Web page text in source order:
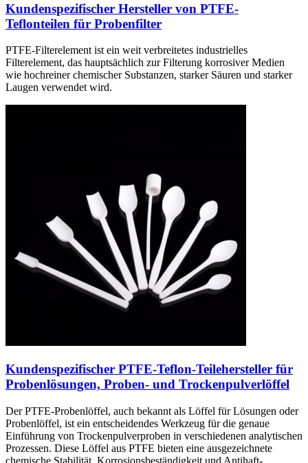
Kundenspezifischer Hersteller von PTFE-
Teflonteilen für Probenfilter
PTFE-Filterelement ist ein weit verbreitetes industrielles
Filterelement, das hauptsächlich zur Filterung korrosiver Medien
wie hochreiner chemischer Substanzen, starker Säuren und starker
Laugen verwendet wird.
Kundenspezifischer PTFE-Teflon-Teilehersteller für
Probenlösungen, Proben- und Trockenpulverlöffel
Der PTFE-Probenlöffel, auch bekannt als Löffel für Lösungen oder
Probenlöffel, ist ein entscheidendes Werkzeug für die genaue
Einführung von Trockenpulverproben in verschiedenen analytischen
Prozessen. Diese Löffel aus PTFE bieten eine ausgezeichnete
chemische Stabilität, Korrosionsbeständigkeit und Antihaft-